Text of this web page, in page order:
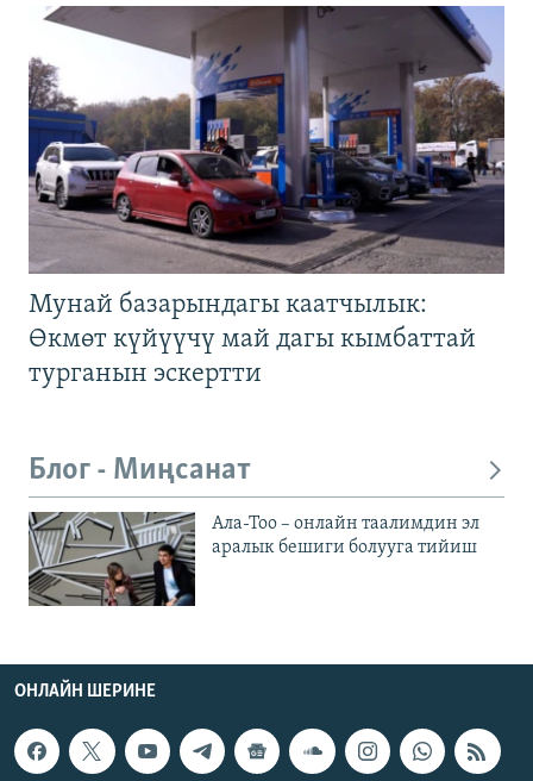
Мунай базарындагы каатчылык:
Өкмөт күйүүчү май дагы кымбаттай
турганын эскертти
Блог - Миңсанат
Ала-Тоо – онлайн таалимдин эл
аралык бешиги болууга тийиш
ОНЛАЙН ШЕРИНЕ